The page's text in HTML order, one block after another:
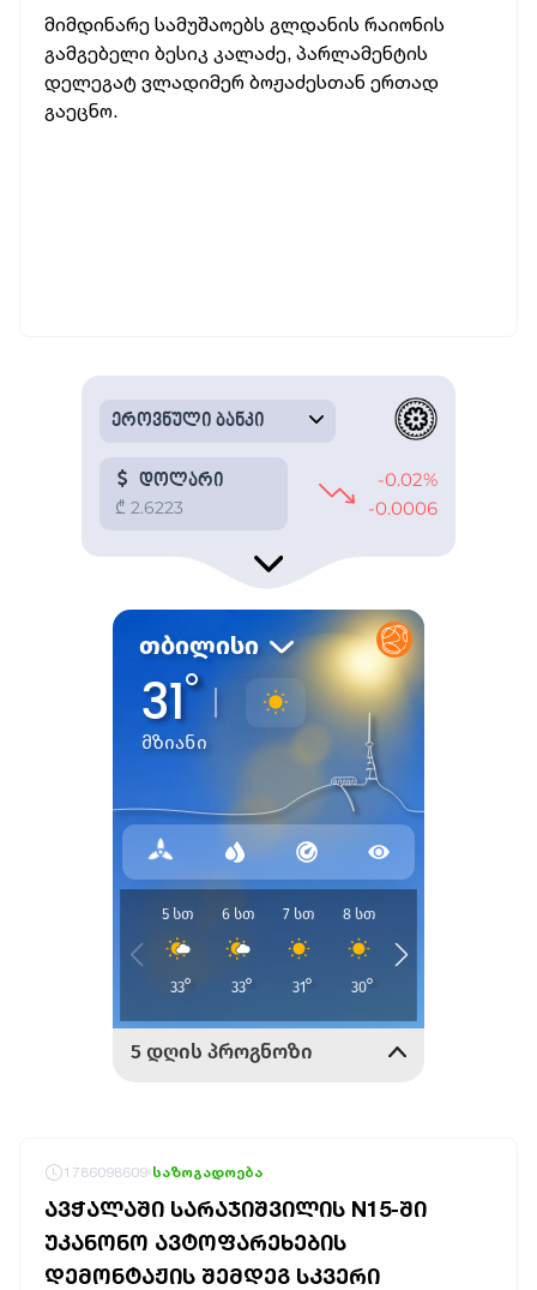
მიმდინარე სამუშაოებს გლდანის რაიონის
გამგებელი ბესიკ კალაძე, პარლამენტის
დელეგატ ვლადიმერ ბოჟაძესთან ერთად
გაეცნო.
1786098609 საზოგადოება
ᲐᲕᲭᲐᲚᲐᲨᲘ ᲡᲐᲠᲐᲯᲘᲨᲕᲘᲚᲘᲡ N15-ᲨᲘ
ᲣᲙᲐᲜᲝᲜᲝ ᲐᲕᲢᲝᲤᲐᲠᲔᲮᲔᲑᲘᲡ
ᲓᲔᲛᲝᲜᲢᲐᲟᲘᲡ ᲨᲔᲛᲓᲔᲒ ᲡᲙᲕᲔᲠᲘ